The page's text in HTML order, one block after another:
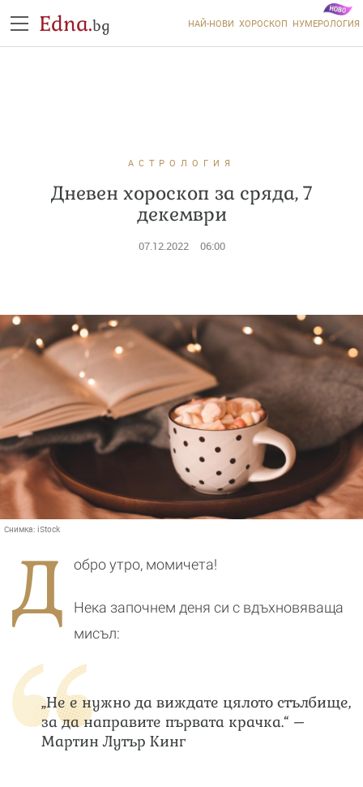
Edna.bg НАЙ-НОВИ ХОРОСКОП НУМЕРОЛОГИЯ
АСТРОЛОГИЯ
Дневен хороскоп за сряда, 7
декември
07.12.2022 06:00
Снимка: iStock
Д обро утро, момичета!
Нека започнем деня си с вдъхновяваща
мисъл:
„Не е нужно да виждате цялото стълбище,
за да направите първата крачка.“ –
Мартин Лутър Кинг